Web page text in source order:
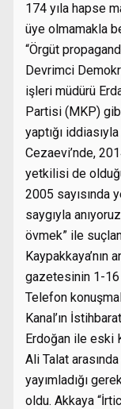
174 yıla hapse
üye olmamakla
“Örgüt
Devrimci
işleri müdürü
Partisi (MKP)
yaptığı
Cezaevi’nde,
yetkilisi de
2005 sayısında
saygıyla
övmek” ile
Kaypakkaya’nın
gazetesinin 1-16
Telefon
Kanal’ın
Erdoğan ile eski
Ali Talat
yayımladığı
oldu. Akkaya